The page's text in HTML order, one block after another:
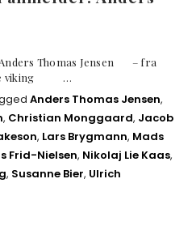
Thomas Jensen – fra
viking …
Anders Thomas Jensen,
, Christian Monggaard, Jacob
, Lars Brygmann, Mads
Frid-Nielsen, Nikolaj Lie Kaas,
, Susanne Bier, Ulrich